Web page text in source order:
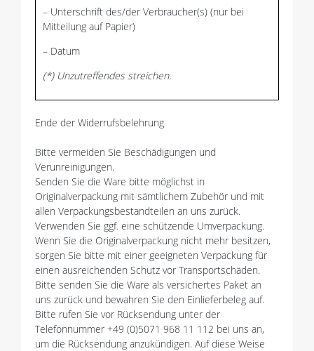
– Unterschrift des/der Verbraucher(s) (nur bei
Mitteilung auf Papier)
– Datum
(*) Unzutreffendes streichen.
Ende der Widerrufsbelehrung
Bitte vermeiden Sie Beschädigungen und
Verunreinigungen.
Senden Sie die Ware bitte möglichst in
Originalverpackung mit sämtlichem Zubehör und mit
allen Verpackungsbestandteilen an uns zurück.
Verwenden Sie ggf. eine schützende Umverpackung.
Wenn Sie die Originalverpackung nicht mehr besitzen,
sorgen Sie bitte mit einer geeigneten Verpackung für
einen ausreichenden Schutz vor Transportschäden.
Bitte senden Sie die Ware als versichertes Paket an
uns zurück und bewahren Sie den Einlieferbeleg auf.
Bitte rufen Sie vor Rücksendung unter der
Telefonnummer +49 (0)5071 968 11 112 bei uns an,
um die Rücksendung anzukündigen. Auf diese Weise